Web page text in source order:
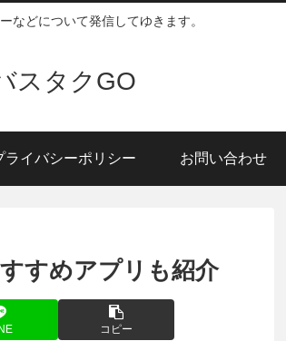
などについて発信してゆきます。
スタクGO
ライバシーポリシー お問い合わせ
すめアプリも紹介
コピー